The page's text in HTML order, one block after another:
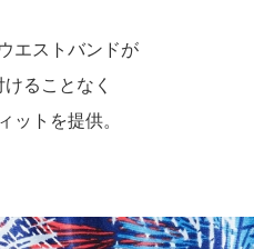
エストバンドが
ることなく
ットを提供。